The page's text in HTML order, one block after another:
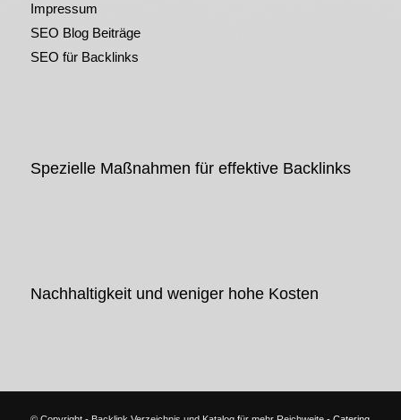
Impressum
SEO Blog Beiträge
SEO für Backlinks
Spezielle Maßnahmen für effektive Backlinks
Nachhaltigkeit und weniger hohe Kosten